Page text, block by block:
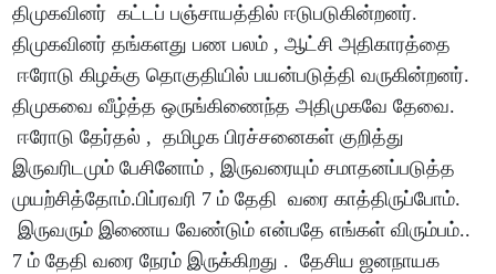
திமுகவினர் கட்டப் பஞ்சாயத்தில் ஈடுபடுகின்றனர்.
திமுகவினர் தங்களது பண பலம் , ஆட்சி அதிகாரத்தை
ஈரோடு கிழக்கு தொகுதியில் பயன்படுத்தி வருகின்றனர்.
திமுகவை வீழ்த்த ஒருங்கிணைந்த அதிமுகவே தேவை.
ஈரோடு தேர்தல் , தமிழக பிரச்சனைகள் குறித்து
இருவரிடமும் பேசினோம் , இருவரையும் சமாதனப்படுத்த
முயற்சித்தோம்.பிப்ரவரி 7 ம் தேதி வரை காத்திருப்போம்.
இருவரும் இணைய வேண்டும் என்பதே எங்கள் விரும்பம்..
7 ம் தேதி வரை நேரம் இருக்கிறது . தேசிய ஜனநாயக